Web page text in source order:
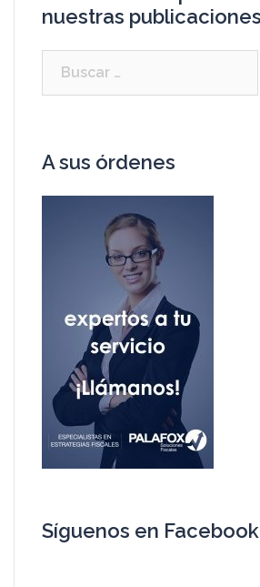
nuestras publicaciones
A sus órdenes
Síguenos en Facebook